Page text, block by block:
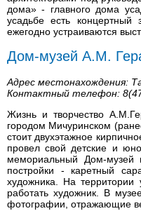
дома» - главного дома
усадьбе есть концертный
ежегодно устраиваются
Дом-музей А.М.
Адрес местонахождения:
Контактный телефон:
Жизнь и творчество
городом Мичуринском
стоит двухэтажное
провел свой детские и
мемориальный Дом-музей
постройки - каретный
художника. На
работать художник. В
фотографии, отражающие